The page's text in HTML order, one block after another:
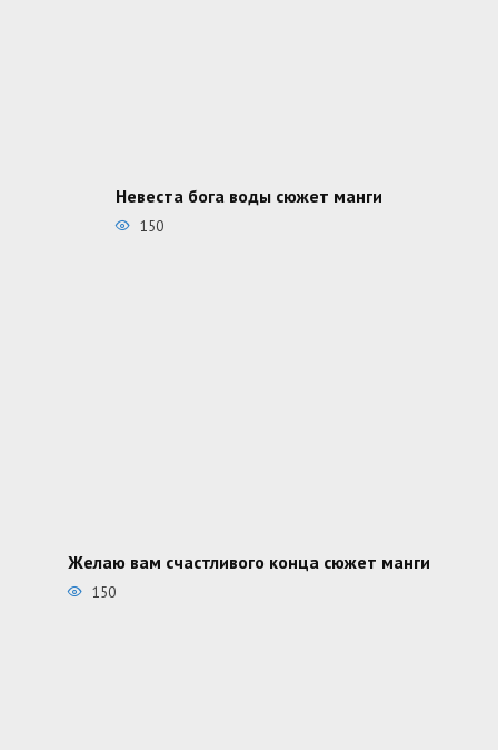
Невеста бога воды сюжет манги
150
Желаю вам счастливого конца сюжет манги
150